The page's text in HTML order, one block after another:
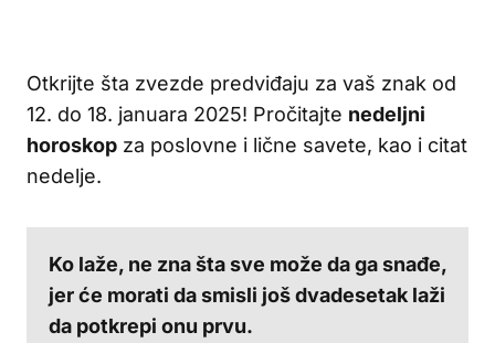
Otkrijte šta zvezde predviđaju za vaš znak od
12. do 18. januara 2025! Pročitajte nedeljni
horoskop za poslovne i lične savete, kao i citat
nedelje.
Ko laže, ne zna šta sve može da ga snađe,
jer će morati da smisli još dvadesetak laži
da potkrepi onu prvu.